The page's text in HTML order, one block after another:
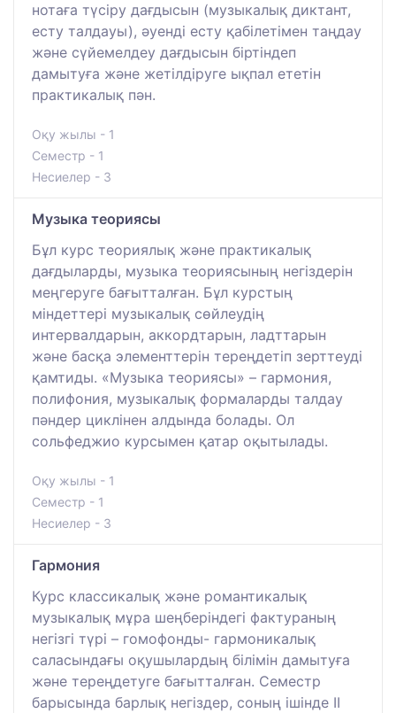
нотаға түсіру дағдысын (музыкалық диктант,
есту талдауы), әуенді есту қабілетімен таңдау
және сүйемелдеу дағдысын біртіндеп
дамытуға және жетілдіруге ықпал ететін
практикалық пән.
Оқу жылы - 1
Семестр - 1
Несиелер - 3
Музыка теориясы
Бұл курс теориялық және практикалық
дағдыларды, музыка теориясының негіздерін
меңгеруге бағытталған. Бұл курстың
міндеттері музыкалық сөйлеудің
интервалдарын, аккордтарын, ладттарын
және басқа элементтерін тереңдетіп зерттеуді
қамтиды. «Музыка теориясы» – гармония,
полифония, музыкалық формаларды талдау
пәндер циклінен алдында болады. Ол
сольфеджио курсымен қатар оқытылады.
Оқу жылы - 1
Семестр - 1
Несиелер - 3
Гармония
Курс классикалық және романтикалық
музыкалық мұра шеңберіндегі фактураның
негізгі түрі – гомофонды- гармоникалық
саласындағы оқушылардың білімін дамытуға
және тереңдетуге бағытталған. Семестр
барысында барлық негіздер, соның ішінде II